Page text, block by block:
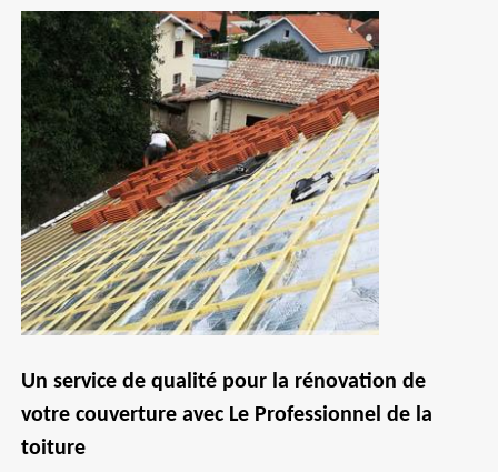
Un service de qualité pour la rénovation de
votre couverture avec Le Professionnel de la
toiture